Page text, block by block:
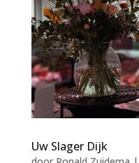
Uw Slager Dijk